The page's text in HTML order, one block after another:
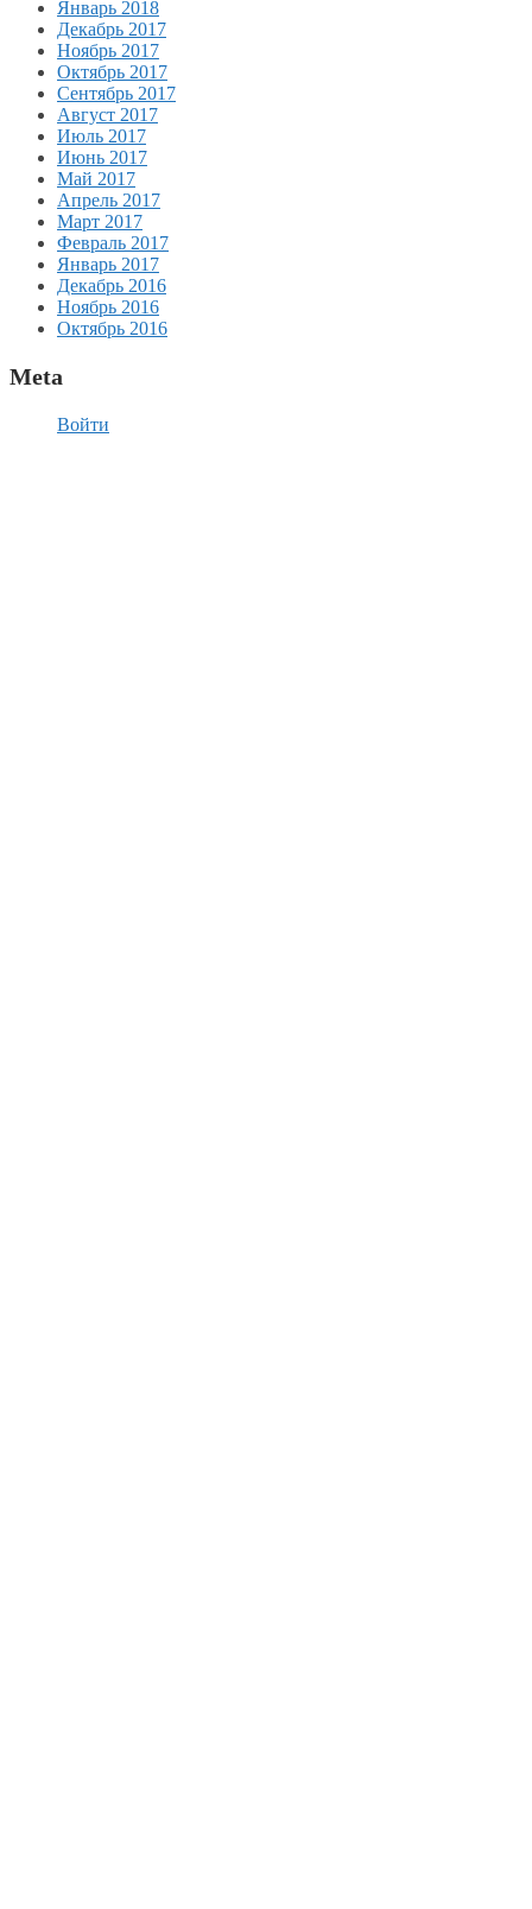
Январь 2018
Декабрь 2017
Ноябрь 2017
Октябрь 2017
Сентябрь 2017
Август 2017
Июль 2017
Июнь 2017
Май 2017
Апрель 2017
Март 2017
Февраль 2017
Январь 2017
Декабрь 2016
Ноябрь 2016
Октябрь 2016
Meta
Войти